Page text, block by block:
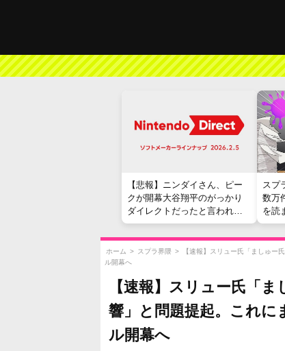
【悲報】ニンダイさん、ピー
クが開幕大谷翔平のがっかり
ダイレクトだったと言われて
しまう
スプ
数万
を読
ホーム > スプラ界隈 >
【速報】スリュー氏「ましゅー
ル開幕へ
【速報】スリュー氏「
響」と問題提起。これに
ル開幕へ